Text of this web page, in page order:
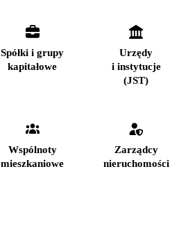
Spółki i grupy
kapitałowe
Urzędy
i instytucje
(JST)
Wspólnoty
mieszkaniowe
Zarządcy
nieruchomości